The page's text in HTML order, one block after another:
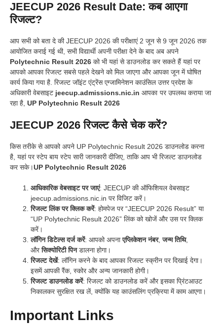
JEECUP 2026 Result Date: कब आएगा
रिजल्ट?
आप सभी को बता दे की JEECUP 2026 की परीक्षाएं 2 जून से 9 जून 2026 तक
आयोजित कराई गई थी, सभी विद्यार्थी अपनी परीक्षा देने के बाद अब अपने
Polytechnic Result 2026 को भी यहां से डाउनलोड कर सकते हैं यहां पर
आपको आपका रिजल्ट सबसे पहले देखने को मिल जाएगा और आपका जून में घोषित
कार्य किया गया है. रिजल्ट जॉइंट एंट्रेंस एग्जामिनेशन काउंसिल उत्तर प्रदेश के
अधिकारी वेबसाइट jeecup.admissions.nic.in आपका पर उपलब्ध कराया जा
रहा है, UP Polytechnic Result 2026
JEECUP 2026 रिजल्ट कैसे चेक करें?
किस तरीके से आपको अपने UP Polytechnic Result 2026 डाउनलोड करना
है, यहां पर स्टेप बाय स्टेप सारी जानकारी दीजिए, ताकि आप भी रिजल्ट डाउनलोड
कर सके।UP Polytechnic Result 2026
आधिकारिक वेबसाइट पर जाएं: JEECUP की ऑफिशियल वेबसाइट
jeecup.admissions.nic.in पर विजिट करें।
रिजल्ट लिंक पर क्लिक करें: होमपेज पर “JEECUP 2026 Result” या
“UP Polytechnic Result 2026” लिंक को खोजें और उस पर क्लिक
करें।
लॉगिन डिटेल्स दर्ज करें: आपको अपनाएप्लिकेशन नंबर,जन्म तिथि,
औरसिक्योरिटी पिनडालना होगा।
रिजल्ट देखें: लॉगिन करने के बाद आपका रिजल्ट स्क्रीन पर दिखाई देगा।
इसमें आपकी रैंक, स्कोर और अन्य जानकारी होगी।
रिजल्ट डाउनलोड करें: रिजल्ट को डाउनलोड करें और इसका प्रिंटआउट
निकालकर सुरक्षित रख लें, क्योंकि यह काउंसलिंग प्रक्रिया में काम आएगा।
Important Links